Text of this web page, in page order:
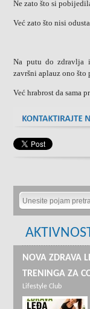
Ne zato što si
Već zato što nisi
Na putu do zdravlja
završni aplauz ono
Već hrabrost da sama
NOVA ZDRAVA
TRENINGA ZA
Lifestyle Club